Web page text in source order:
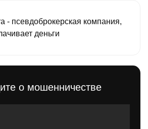
- псевдоброкерская компания,
деньги
о мошенничестве